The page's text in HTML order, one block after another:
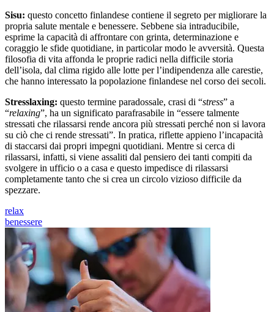
Sisu: questo concetto finlandese contiene il segreto per migliorare la
propria salute mentale e benessere. Sebbene sia intraducibile,
esprime la capacità di affrontare con grinta, determinazione e
coraggio le sfide quotidiane, in particolar modo le avversità. Questa
filosofia di vita affonda le proprie radici nella difficile storia
dell’isola, dal clima rigido alle lotte per l’indipendenza alle carestie,
che hanno interessato la popolazione finlandese nel corso dei secoli.
Stresslaxing: questo termine paradossale, crasi di “stress” a
“relaxing”, ha un significato parafrasabile in “essere talmente
stressati che rilassarsi rende ancora più stressati perché non si lavora
su ciò che ci rende stressati”. In pratica, riflette appieno l’incapacità
di staccarsi dai propri impegni quotidiani. Mentre si cerca di
rilassarsi, infatti, si viene assaliti dal pensiero dei tanti compiti da
svolgere in ufficio o a casa e questo impedisce di rilassarsi
completamente tanto che si crea un circolo vizioso difficile da
spezzare.
relax
benessere